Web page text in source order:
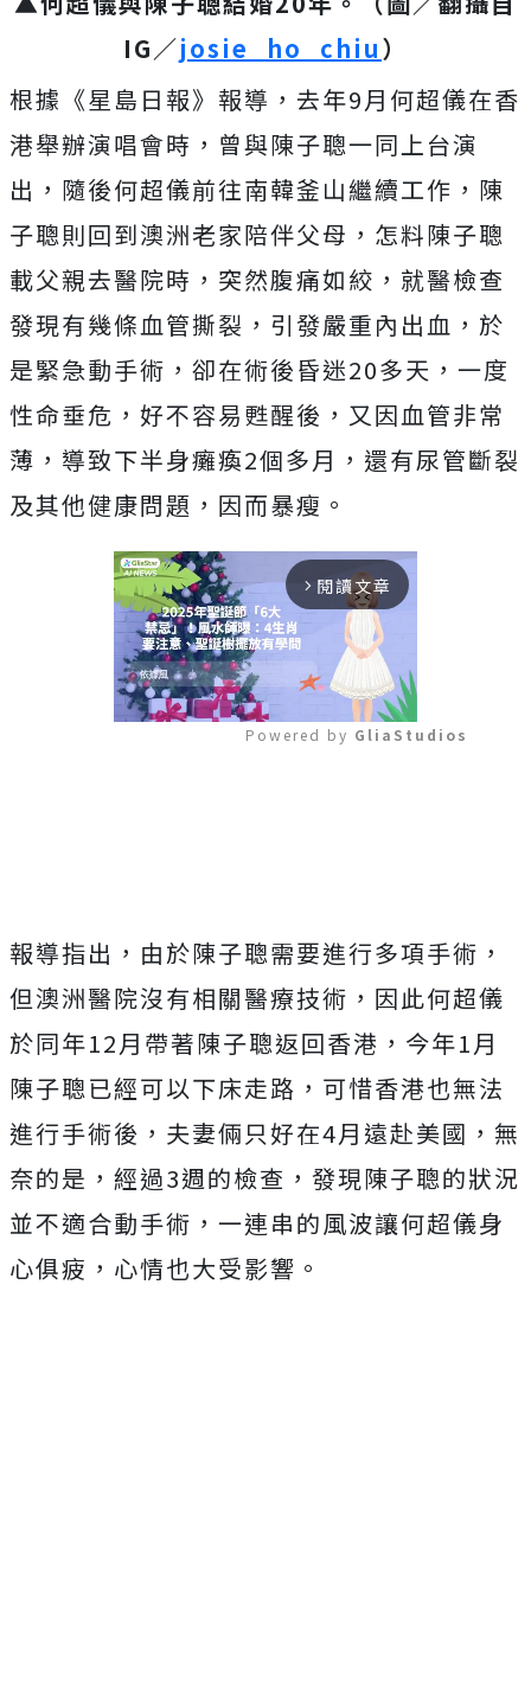
IG／josie_ho_chiu）
根據《星島日報》報導，去年9月何超儀在香
港舉辦演唱會時，曾與陳子聰一同上台演
出，隨後何超儀前往南韓釜山繼續工作，陳
子聰則回到澳洲老家陪伴父母，怎料陳子聰
載父親去醫院時，突然腹痛如絞，就醫檢查
發現有幾條血管撕裂，引發嚴重內出血，於
是緊急動手術，卻在術後昏迷20多天，一度
性命垂危，好不容易甦醒後，又因血管非常
薄，導致下半身癱瘓2個多月，還有尿管斷裂
及其他健康問題，因而暴瘦。
arrow_forward_ios 閱讀文章
Powered by GliaStudios
報導指出，由於陳子聰需要進行多項手術，
但澳洲醫院沒有相關醫療技術，因此何超儀
於同年12月帶著陳子聰返回香港，今年1月
陳子聰已經可以下床走路，可惜香港也無法
進行手術後，夫妻倆只好在4月遠赴美國，無
奈的是，經過3週的檢查，發現陳子聰的狀況
並不適合動手術，一連串的風波讓何超儀身
心俱疲，心情也大受影響。